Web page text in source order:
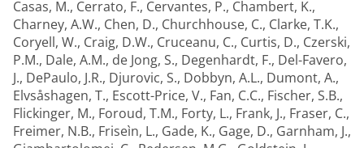
Casas, M., Cerrato, F., Cervantes, P., Chambert, K.,
Charney, A.W., Chen, D., Churchhouse, C., Clarke, T.K.,
Coryell, W., Craig, D.W., Cruceanu, C., Curtis, D., Czerski,
P.M., Dale, A.M., de Jong, S., Degenhardt, F., Del-Favero,
J., DePaulo, J.R., Djurovic, S., Dobbyn, A.L., Dumont, A.,
Elvsåshagen, T., Escott-Price, V., Fan, C.C., Fischer, S.B.,
Flickinger, M., Foroud, T.M., Forty, L., Frank, J., Fraser, C.,
Freimer, N.B., Friseìn, L., Gade, K., Gage, D., Garnham, J.,